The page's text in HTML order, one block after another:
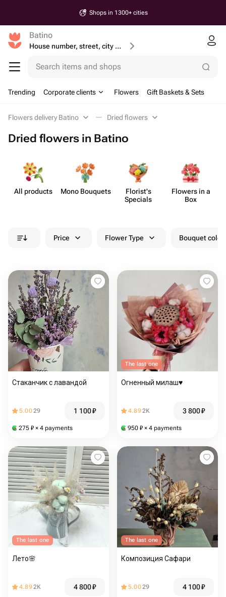
Shops in 1300+ cities
Batino
House number, street, city or postcode
Search items and shops
Trending Corporate clients Flowers Gift Baskets & Sets
Flowers delivery Batino Dried flowers
Dried flowers in Batino
All products Mono Bouquets
Florist's
Specials
Flowers in a
Box
Price Flower Type Bouquet
Стаканчик с лавандой
5.0029 1 100₽
275 ₽ × 4 payments
The last one
Огненный милаш♥️
4.892K 3 800₽
950 ₽ × 4 payments
The last one
Лето🌸
4.892K 4 800₽
The last one
Композиция Сафари
5.0029 4 100₽